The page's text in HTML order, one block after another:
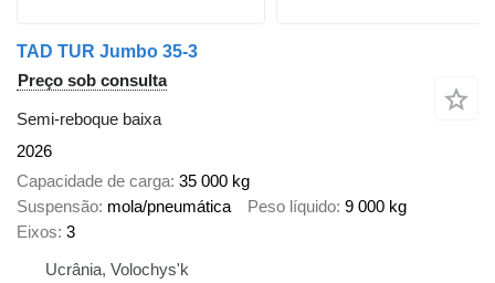
TAD TUR Jumbo 35-3
Preço sob consulta
Semi-reboque baixa
2026
Capacidade de carga 35 000 kg
Suspensão mola/pneumática Peso líquido 9 000 kg
Eixos 3
Ucrânia, Volochys'k